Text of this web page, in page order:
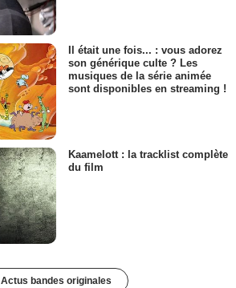
Il était une fois... : vous adorez
son générique culte ? Les
musiques de la série animée
sont disponibles en streaming !
Kaamelott : la tracklist complète
du film
Actus bandes originales